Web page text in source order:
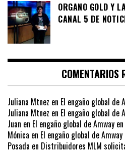
ORGANO GOLD Y
CANAL 5 DE
COMENTARIOS
Juliana Mtnez en El engaño global de
Juliana Mtnez en El engaño global de
Juan en El engaño global de Amway en
Mónica en El engaño global de Amway
Posada en Distribuidores MLM